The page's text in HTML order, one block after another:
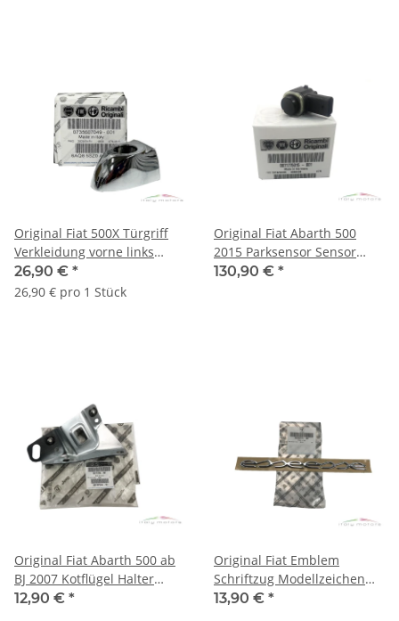
Original Fiat 500X Türgriff
Verkleidung vorne links
rechts ab BJ 2015 735607049
26,90 € *
26,90 € pro 1 Stück
Original Fiat Abarth 500
2015 Parksensor Sensor
Einparkhilfe hinten
130,90 € *
Original Fiat Abarth 500 ab
BJ 2007 Kotflügel Halter
Blech hinten links 51791994
12,90 € *
Original Fiat Emblem
Schriftzug Modellzeichen
Chrome Heckklappe
13,90 € *